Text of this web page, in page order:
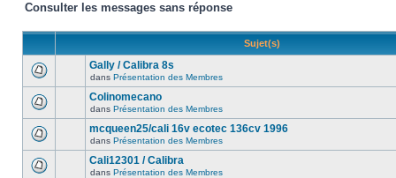
Consulter les messages sans réponse
Sujet(s)
Gally / Calibra 8s
dans Présentation des Membres
Colinomecano
dans Présentation des Membres
mcqueen25/cali 16v ecotec 136cv 1996
dans Présentation des Membres
Cali12301 / Calibra
dans Présentation des Membres